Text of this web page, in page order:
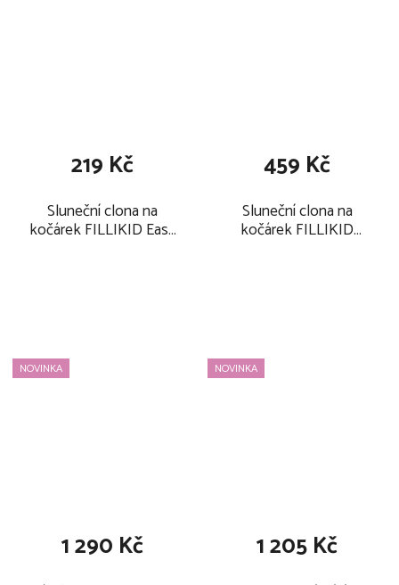
Sluneční clona na
kočárek FILLIKID Easy
219 Kč
Sluneční clona na
kočárek FILLIKID
459 Kč
NOVINKA
1 290 Kč
NOVINKA
1 205 Kč